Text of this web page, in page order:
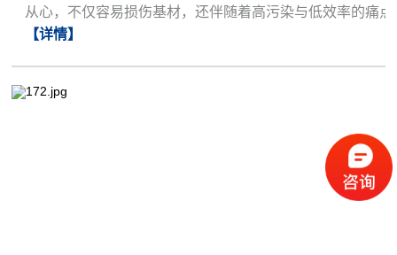
从心，不仅容易损伤基材，还伴随着高污染与低效率的痛点
【详情】